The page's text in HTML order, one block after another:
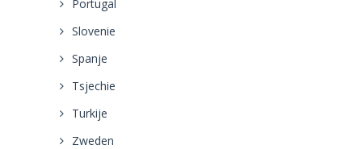
Portugal
Slovenie
Spanje
Tsjechie
Turkije
Zweden